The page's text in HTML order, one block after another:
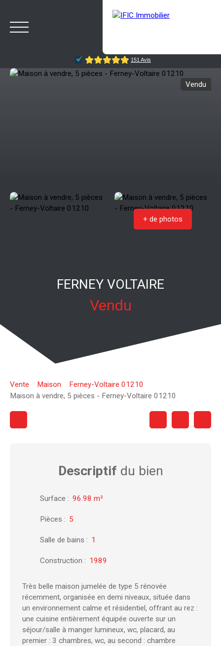
Vendu
+ de photos
FERNEY VOLTAIRE
Vendu
Vente Maison
Ferney-Voltaire 01210
Maison à vendre, 5 pièces - Ferney-Voltaire 01210
Descriptif du bien
Surface : 96.98 m²
Pièces : 5
Salle de bains : 1
Construction : 1989
Très belle maison jumelée de type 5 rénovée
récemment, organisée en demi niveaux, située dans
un environnement calme et résidentiel, offrant au rez :
une cuisine entièrement équipée ouverte sur un
séjour/salle à manger lumineux, wc, placard, au
premier : 3 chambres, wc, au second : chambre